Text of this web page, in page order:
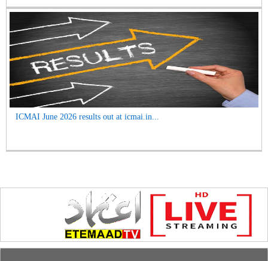
ICMAI June 2026 results out at icmai.in...